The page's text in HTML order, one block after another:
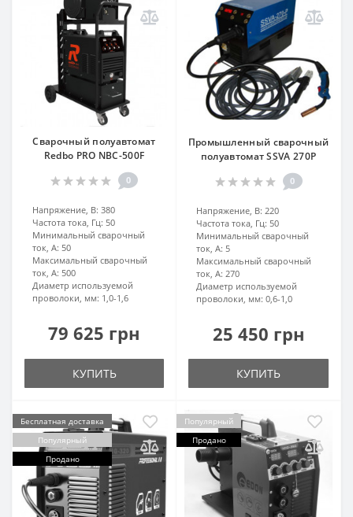
Сварочный полуавтомат
Redbo PRO NBC-500F
0
Напряжение, В: 380
Частота тока, Гц: 50
Минимальный сварочный
ток, А: 50
Максимальный сварочный
ток, А: 500
Диаметр используемой
проволоки, мм: 1,0-1,6
79 625 грн
КУПИТЬ
Промышленный сварочный
полуавтомат SSVA 270P
0
Напряжение, В: 220
Частота тока, Гц: 50
Минимальный сварочный
ток, А: 5
Максимальный сварочный
ток, А: 270
Диаметр используемой
проволоки, мм: 0,6-1,0
25 450 грн
КУПИТЬ
Бесплатная доставка
Популярный
Продано
Популярный
Продано